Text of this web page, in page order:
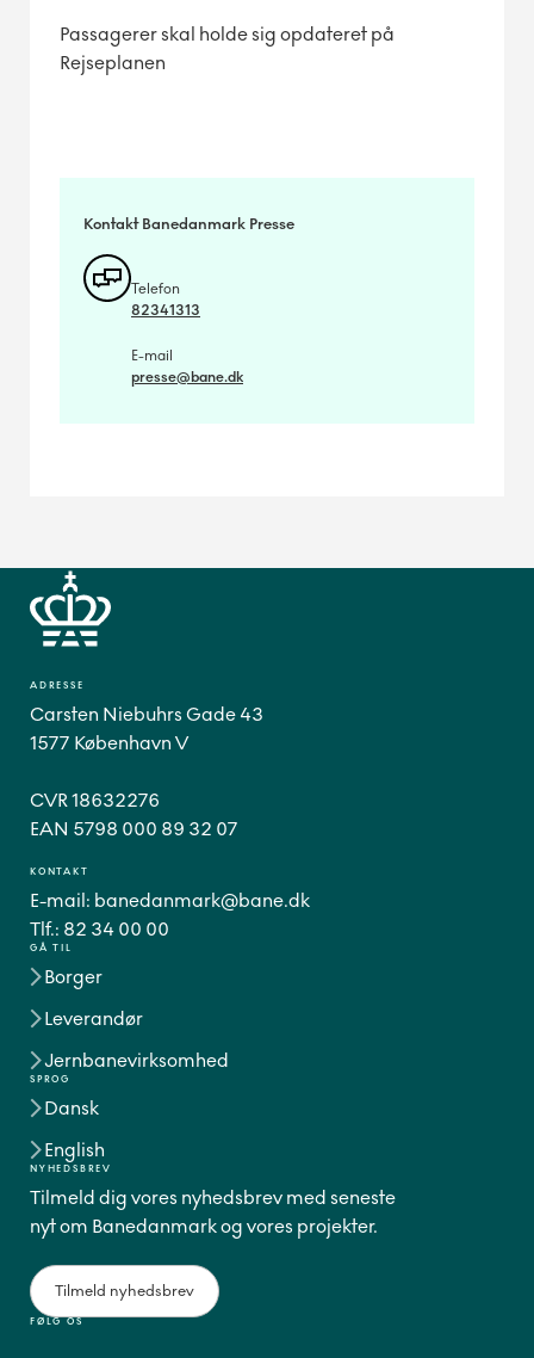
Passagerer skal holde sig opdateret på
Rejseplanen
Kontakt Banedanmark Presse
Telefon
82341313
E-mail
presse@bane.dk
GÅ TIL
Borger
Leverandør
Jernbanevirksomhed
SPROG
Dansk
English
FØLG OS
ADRESSE
Carsten Niebuhrs Gade 43
1577 København V
CVR 18632276
EAN 5798 000 89 32 07
KONTAKT
E-mail: banedanmark@bane.dk
Tlf.: 82 34 00 00
NYHEDSBREV
Tilmeld dig vores nyhedsbrev med seneste
nyt om Banedanmark og vores projekter.
Tilmeld nyhedsbrev